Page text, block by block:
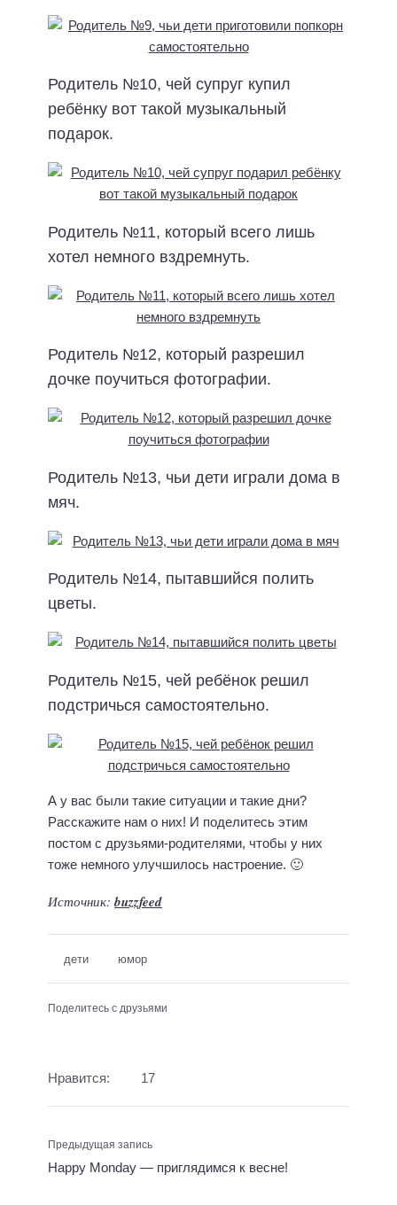
Родитель №10, чей супруг купил
ребёнку вот такой музыкальный
подарок.
Родитель №11, который всего лишь
хотел немного вздремнуть.
Родитель №12, который разрешил
дочке поучиться фотографии.
Родитель №13, чьи дети играли дома в
мяч.
Родитель №14, пытавшийся полить
цветы.
Родитель №15, чей ребёнок решил
подстричься самостоятельно.
А у вас были такие ситуации и такие дни?
Расскажите нам о них! И поделитесь этим
постом с друзьями-родителями, чтобы у них
тоже немного улучшилось настроение. 🙂
Источник: buzzfeed
дети юмор
Поделитесь с друзьями
Нравится: 17
Предыдущая запись
Happy Monday — приглядимся к весне!